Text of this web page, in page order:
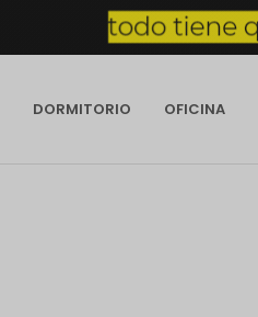
DORMITORIO OFICINA